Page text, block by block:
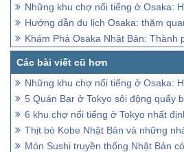
Những khu chợ nổi tiếng ở Osaka: Hàng
Hướng dẫn du lịch Osaka: thăm quan, đi lại,
Khám Phá Osaka Nhật Bản: Thành phố cảng
Những khu chợ nổi tiếng ở Osaka: Hàng
5 Quán Bar ở Tokyo sôi động quẩy
6 khu chợ nổi tiếng ở Tokyo nhất
Thịt bò Kobe Nhật Bản và những nhà hàng
Món Sushi truyền thống Nhật Bản có